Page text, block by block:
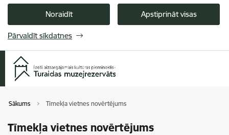
Noraidīt Apstiprināt visas
Pārvaldīt sīkdatnes
Sākums Tīmekļa vietnes novērtējums
Tīmekļa vietnes novērtējums